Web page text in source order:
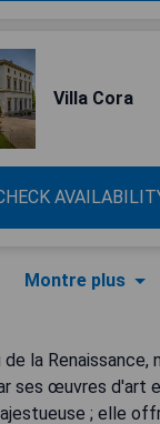
Villa Cora
Montre plus
de la
ses œuvres d'art
; elle